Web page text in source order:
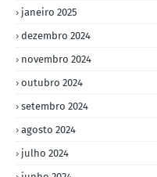
janeiro 2025
dezembro 2024
novembro 2024
outubro 2024
setembro 2024
agosto 2024
julho 2024